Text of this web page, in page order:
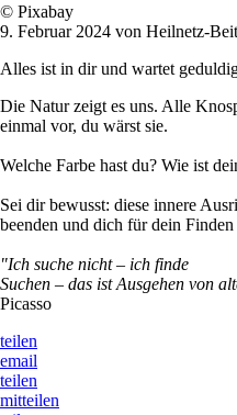
© Pixabay
9. Februar 2024 von Heilnetz-
Alles ist in dir und wartet
Die Natur zeigt es uns. Alle
einmal vor, du wärst sie.
Welche Farbe hast du? Wie ist
Sei dir bewusst: diese innere
beenden und dich für dein
"Ich suche nicht – ich finde
Suchen – das ist Ausgehen von
Picasso
teilen
email
teilen
mitteilen